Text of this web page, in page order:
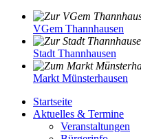
VGem Thannhausen
Stadt Thannhausen
Markt Münsterhausen
Startseite
Aktuelles & Termine
Veranstaltungen